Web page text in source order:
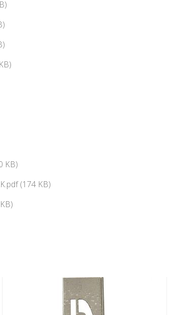
KB)
(174 KB)